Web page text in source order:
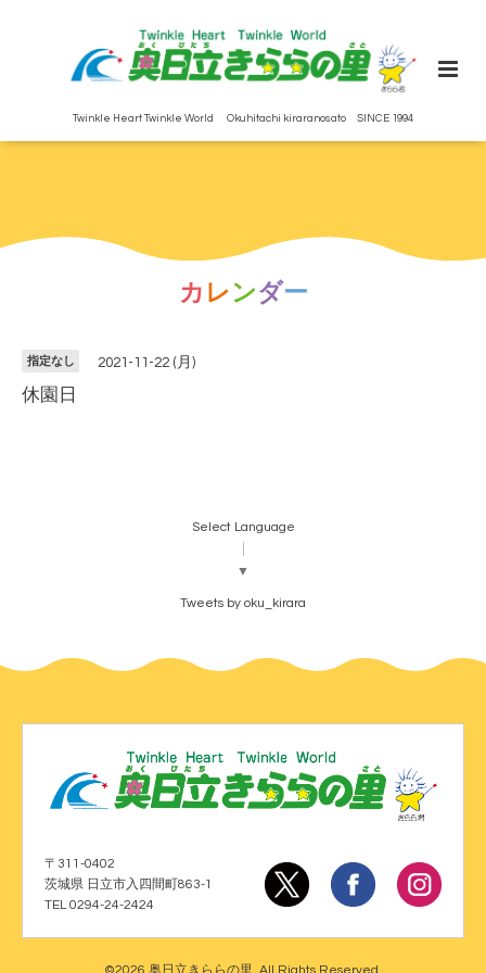
Twinkle Heart Twinkle World Okuhitachi kiraranosato SINCE 1994
カ レンダー
指定なし 2021-11-22 (月)
休園日
Select Language
▼
Tweets by oku_kirara
〒311-0402
茨城県 日立市入四間町863-1
TEL 0294-24-2424